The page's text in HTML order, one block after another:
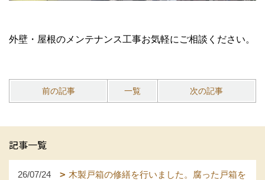
外壁・屋根のメンテナンス工事お気軽にご相談ください。
前の記事 一覧 次の記事
記事一覧
26/07/24
木製戸箱の修繕を行いました。腐った戸箱を